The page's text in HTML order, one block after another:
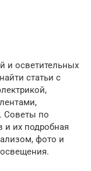
и осветительных
статьи с
Советы по
и их подробная
фото и